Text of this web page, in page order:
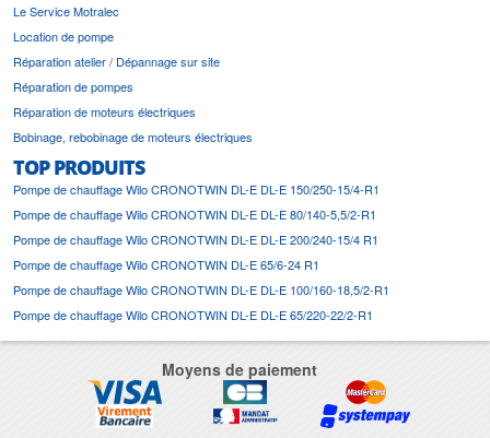
Le Service Motralec
Location de pompe
Réparation atelier / Dépannage sur site
Réparation de pompes
Réparation de moteurs électriques
Bobinage, rebobinage de moteurs électriques
TOP PRODUITS
Pompe de chauffage Wilo CRONOTWIN DL-E DL-E 150/250-15/4-R1
Pompe de chauffage Wilo CRONOTWIN DL-E DL-E 80/140-5,5/2-R1
Pompe de chauffage Wilo CRONOTWIN DL-E DL-E 200/240-15/4 R1
Pompe de chauffage Wilo CRONOTWIN DL-E 65/6-24 R1
Pompe de chauffage Wilo CRONOTWIN DL-E DL-E 100/160-18,5/2-R1
Pompe de chauffage Wilo CRONOTWIN DL-E DL-E 65/220-22/2-R1
Moyens de paiement